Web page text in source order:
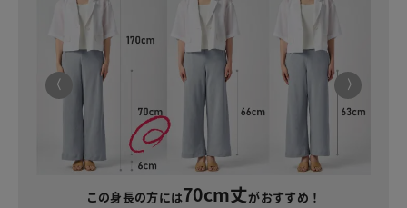
この身長の方には70cm丈がおすすめ！